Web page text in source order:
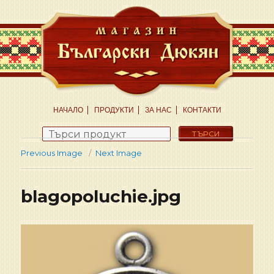
НАЧАЛО ПРОДУКТИ ЗА НАС КОНТАКТИ
Search
for:
Previous Image Next Image
blagopoluchie.jpg